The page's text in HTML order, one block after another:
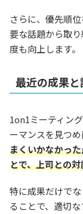
さらに、優先順
要な話題から取
度も向上します。
最近の成果
1on1ミーティン
ーマンスを見つめ
まくいかなかっ
とで、上司との
特に成果だけで
ることで、適切